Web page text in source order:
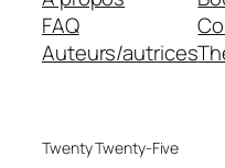
FAQ
Auteurs/autrices
Twenty Twenty-Five